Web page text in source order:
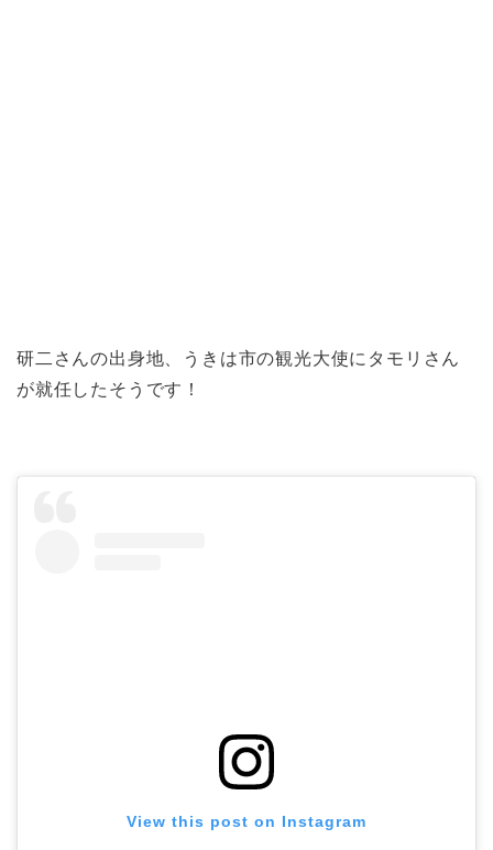
研二さんの出身地、うきは市の観光大使にタモリさん
が就任したそうです！
View this post on Instagram